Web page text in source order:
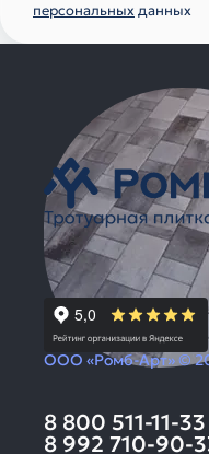
персональныхданных
ООО «Ромб-Арт» ©
8 800 511-11-33
8 992 710-90-